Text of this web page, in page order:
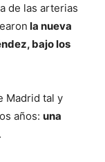
de las arterias
la nueva
bajo los
Madrid tal y
años: una
.